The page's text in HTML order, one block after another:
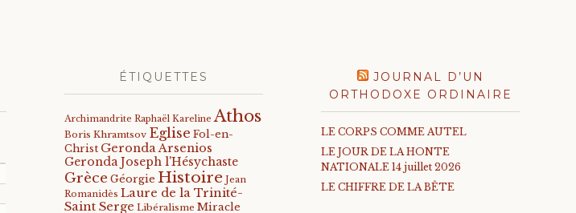
ÉTIQUETTES
Archimandrite Raphaël Kareline Athos
Boris Khramtsov Eglise Fol-en-
Christ Geronda Arsenios
Geronda Joseph l'Hésychaste
Grèce Géorgie Histoire Jean
Romanidès Laure de la Trinité-
Saint Serge Libéralisme Miracle
JOURNAL D’UN
ORTHODOXE ORDINAIRE
LE CORPS COMME AUTEL
LE JOUR DE LA HONTE
NATIONALE 14 juillet 2026
LE CHIFFRE DE LA BÊTE